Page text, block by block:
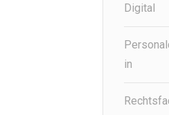
Digital
in